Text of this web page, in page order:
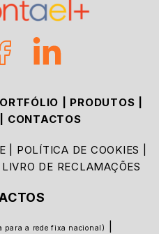
PRODUTOS
CONTACTOS
POLÍTICA DE COOKIES
LIVRO DE RECLAMAÇÕES
para a rede fixa nacional)